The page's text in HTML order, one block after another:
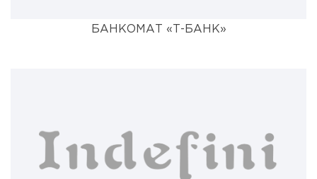
БАНКОМАТ «Т-БАНК»